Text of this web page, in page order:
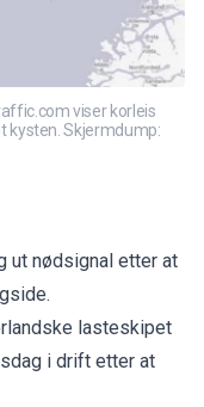
viser korleis
kysten. Skjermdump:
ut nødsignal etter at
lasteskipet
i drift etter at